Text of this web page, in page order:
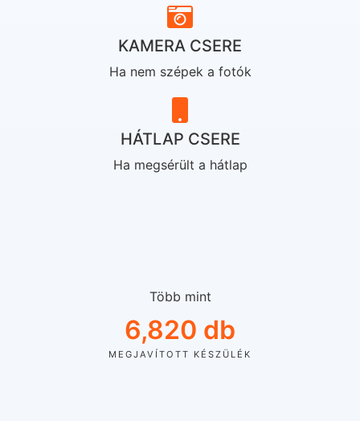
KAMERA CSERE
Ha nem szépek a fotók
HÁTLAP CSERE
Ha megsérült a hátlap
Több mint
MEGJAVÍTOTT KÉSZÜLÉK
6,820 db